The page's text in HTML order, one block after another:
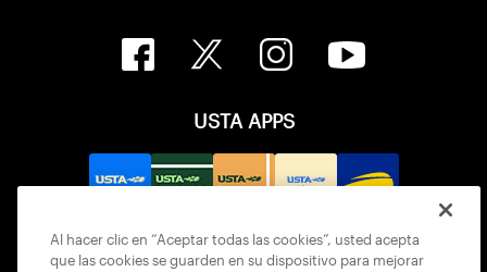
USTA APPS
Al hacer clic en “Aceptar todas las cookies”, usted acepta
que las cookies se guarden en su dispositivo para mejorar